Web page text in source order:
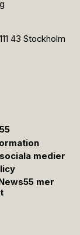
43 Stockholm
medier
mer